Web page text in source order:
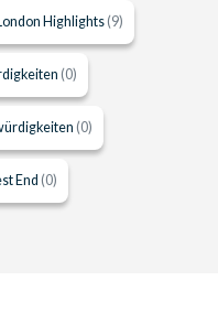
Highlights (9)
(0)
(0)
End (0)